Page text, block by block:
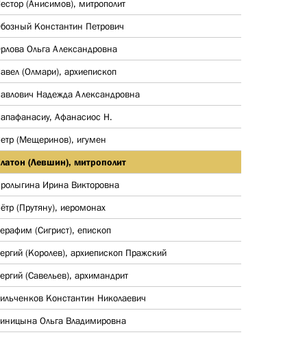
(Анисимов), митрополит
Константин Петрович
Ольга Александровна
(Олмари), архиепископ
Надежда Александровна
Афанасиос Н.
(Мещеринов), игумен
(Левшин), митрополит
Ирина Викторовна
(Прутяну), иеромонах
(Сигрист), епископ
(Королев), архиепископ Пражский
(Савельев), архимандрит
Константин Николаевич
Ольга Владимировна